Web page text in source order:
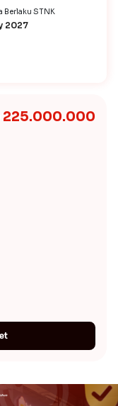
Berlaku STNK
2027
225.000.000